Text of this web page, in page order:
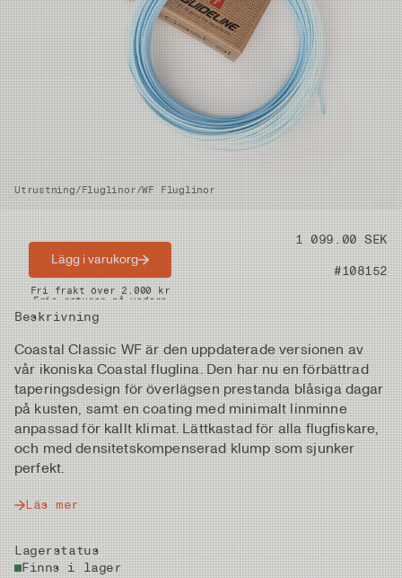
Utrustning/Fluglinor/WF Fluglinor
Pris 1 099.00 SEK
Artikelnummer #108152
Beskrivning
Coastal Classic WF är den uppdaterade versionen av
vår ikoniska Coastal fluglina. Den har nu en förbättrad
taperingsdesign för överlägsen prestanda blåsiga dagar
på kusten, samt en coating med minimalt linminne
anpassad för kallt klimat. Lättkastad för alla flugfiskare,
och med densitetskompenserad klump som sjunker
perfekt.
Läs mer
Lagerstatus
Finns i lager
Lägg i varukorg
Snabba leveranser
Fri frakt över 2.000 kr
Fria returer på vadare